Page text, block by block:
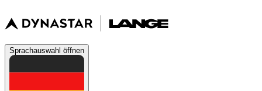
Sprachauswahl öffnen